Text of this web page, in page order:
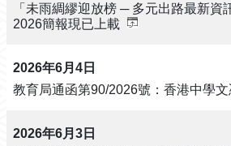
「未雨綢繆迎放榜 ─ 多元出路最新資
2026簡報現已上載
2026年6月4日
教育局通函第90/2026號：香港中學文
2026年6月3日